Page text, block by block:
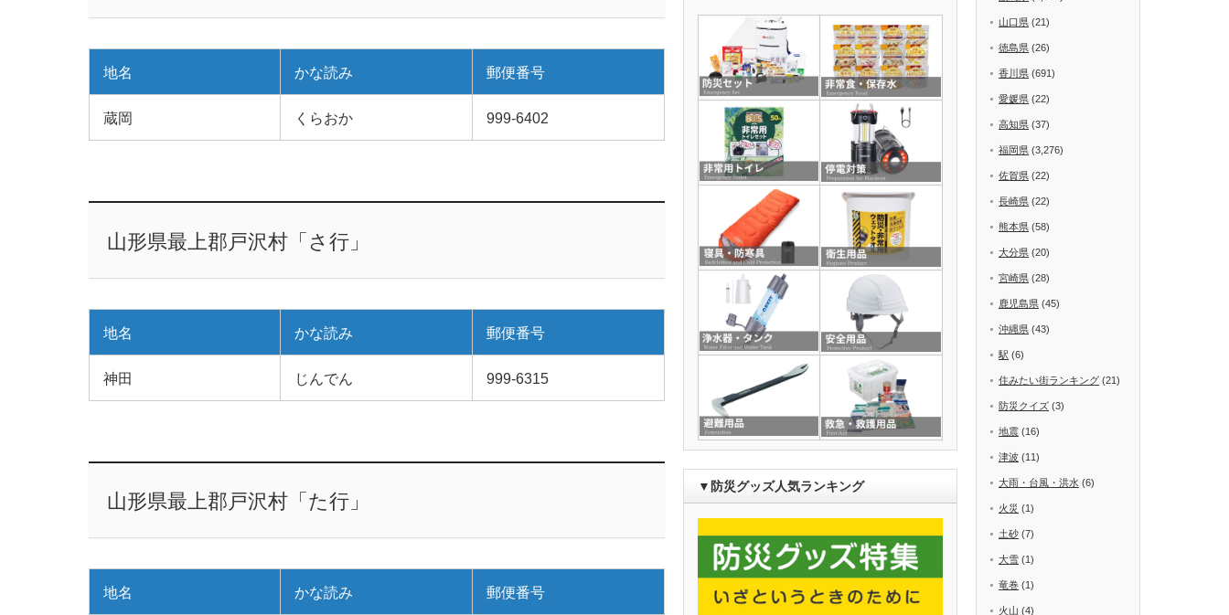
地名 かな読み 郵便番号
蔵岡 くらおか 999-6402
山形県最上郡戸沢村「さ行」
地名 かな読み 郵便番号
神田 じんでん 999-6315
山形県最上郡戸沢村「た行」
地名 かな読み 郵便番号
▼防災グッズ人気ランキング
山口県 (21)
徳島県 (26)
香川県 (691)
愛媛県 (22)
高知県 (37)
福岡県 (3,276)
佐賀県 (22)
長崎県 (22)
熊本県 (58)
大分県 (20)
宮崎県 (28)
鹿児島県 (45)
沖縄県 (43)
駅 (6)
住みたい街ランキング (21)
防災クイズ (3)
地震 (16)
津波 (11)
大雨・台風・洪水 (6)
火災 (1)
土砂 (7)
大雪 (1)
竜巻 (1)
火山 (4)